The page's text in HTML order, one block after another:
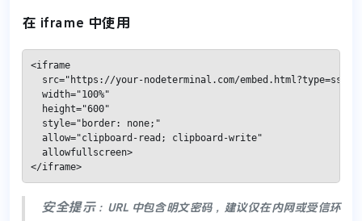
在 iframe 中使用
<iframe
src="https://your-nodeterminal.com/
  width="100%"
  height="600"
  style="border: none;"
  allow="clipboard-read; clipboard-write"
  allowfullscreen>
</iframe>
安全提示​：URL 中包含明文密码，建议仅在内网或受信环